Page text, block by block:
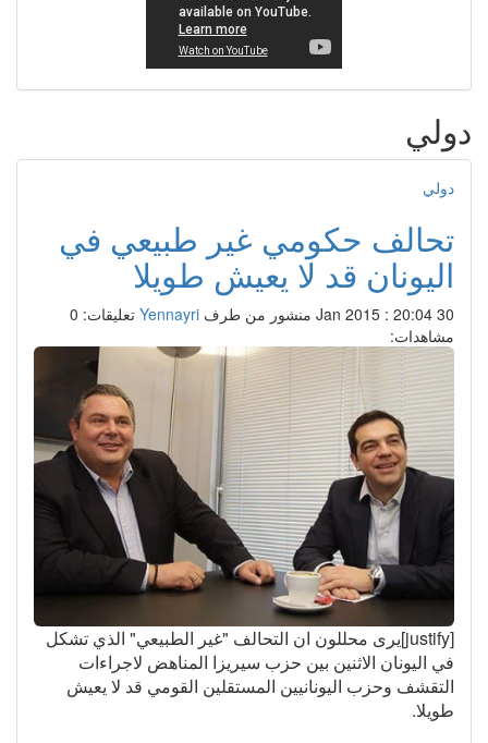
دولي
دولي
تحالف حكومي غير طبيعي في
اليونان قد لا يعيش طويلا
منشور من طرفYennayri تعليقات: 0
مشاهدات:
[justify]يرى محللون ان التحالف "غير الطبيعي" الذي تشكل
في اليونان الاثنين بين حزب سيريزا المناهض لاجراءات
التقشف وحزب اليونانيين المستقلين القومي قد لا يعيش
طويلا.